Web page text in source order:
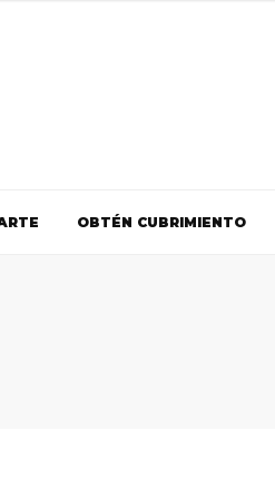
OBTÉN CUBRIMIENTO